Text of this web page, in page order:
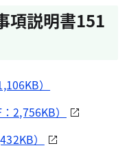
項説明書151
）
2,756KB）
）